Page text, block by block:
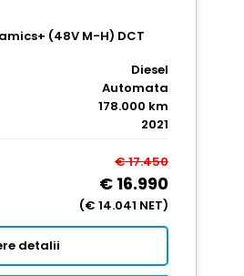
(48V M-H) DCT
Diesel
Automata
178.000 km
2021
€ 17.450
€ 16.990
(€ 14.041 NET)
detalii